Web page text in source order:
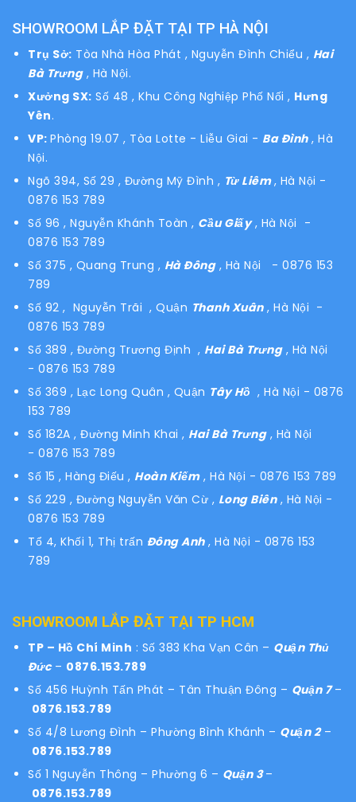
SHOWROOM LẮP ĐẶT TẠI TP HÀ NỘI
Trụ Sở: Tòa Nhà Hòa Phát , Nguyễn Đình Chiểu , Hai
Bà Trưng, Hà Nội.
Xưởng SX: Số 48 , Khu Công Nghiệp Phố Nối , Hưng
Yên.
VP: Phòng 19.07 , Tòa Lotte - Liễu Giai - Ba Đình, Hà
Nội.
Ngõ 394, Số 29 , Đường Mỹ Đình , Từ Liêm, Hà Nội -
0876 153 789
Số 96 , Nguyễn Khánh Toàn , Cầu Giấy, Hà Nội -
0876 153 789
Số 375 , Quang Trung , Hà Đông, Hà Nội - 0876 153
789
Số 92 , Nguyễn Trãi , Quận Thanh Xuân, Hà Nội -
0876 153 789
Số 389 , Đường Trương Định , Hai Bà Trưng, Hà Nội
- 0876 153 789
Số 369 , Lạc Long Quân , Quận Tây Hồ , Hà Nội - 0876
153 789
Số 182A , Đường Minh Khai , Hai Bà Trưng, Hà Nội
- 0876 153 789
Số 15 , Hàng Điếu , Hoàn Kiếm, Hà Nội - 0876 153 789
Số 229 , Đường Nguyễn Văn Cừ , Long Biên , Hà Nội -
0876 153 789
Tổ 4, Khối 1, Thị trấn Đông Anh, Hà Nội - 0876 153
789
SHOWROOM LẮP ĐẶT TẠI TP HCM
TP – Hồ Chí Minh : Số 383 Kha Vạn Cân – Quận Thủ
Đức– 0876.153.789
Số 456 Huỳnh Tấn Phát – Tân Thuận Đông – Quận 7–
0876.153.789
Số 4/8 Lương Đình – Phường Bình Khánh – Quận 2–
0876.153.789
Số 1 Nguyễn Thông – Phường 6 – Quận 3–
0876.153.789